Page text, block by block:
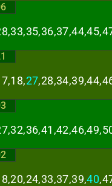
27,28,34,
39,40